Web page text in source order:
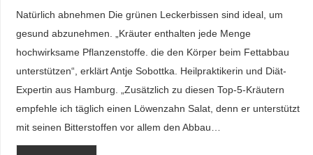
Natürlich abnehmen Die grünen Leckerbissen sind ideal, um
gesund abzunehmen. „Kräuter enthalten jede Menge
hochwirksame Pflanzenstoffe. die den Körper beim Fettabbau
unterstützen“, erklärt Antje Sobottka. Heilpraktikerin und Diät-
Expertin aus Hamburg. „Zusätzlich zu diesen Top-5-Kräutern
empfehle ich täglich einen Löwenzahn Salat, denn er unterstützt
mit seinen Bitterstoffen vor allem den Abbau…